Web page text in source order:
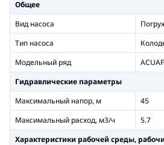
Общее
Вид насоса
Тип насоса
Модельный ряд
Гидравлические параметры
Максимальный напор, м
45
Максимальный расход, м3/ч
5.7
Xарактеристики рабочей среды,